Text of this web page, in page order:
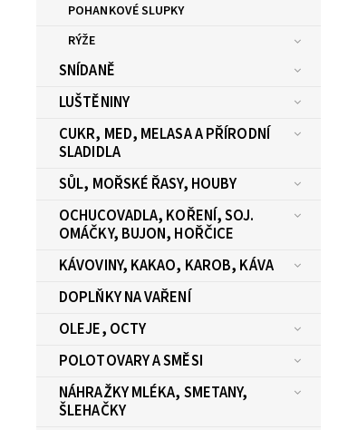
POHANKOVÉ SLUPKY
RÝŽE
SNÍDANĚ
LUŠTĚNINY
CUKR, MED, MELASA A PŘÍRODNÍ
SLADIDLA
SŮL, MOŘSKÉ ŘASY, HOUBY
OCHUCOVADLA, KOŘENÍ, SOJ.
OMÁČKY, BUJON, HOŘČICE
KÁVOVINY, KAKAO, KAROB, KÁVA
DOPLŇKY NA VAŘENÍ
OLEJE, OCTY
POLOTOVARY A SMĚSI
NÁHRAŽKY MLÉKA, SMETANY,
ŠLEHAČKY